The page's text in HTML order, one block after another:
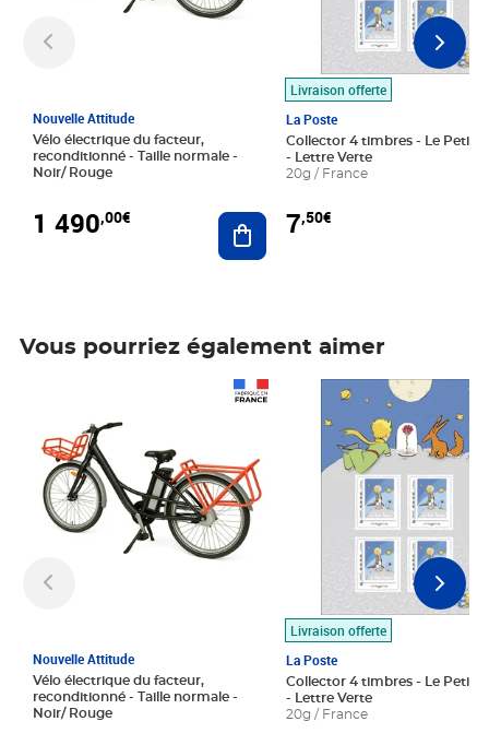
Nouvelle Attitude
Vélo électrique du facteur,
reconditionné - Taille normale -
Noir/ Rouge
1 490,00€ Ajouter au panier
Livraison offerte
La Poste
Collector 4 timbres - Le Petit
- Lettre Verte
20g / France
7,50€
Vous pourriez également aimer
Nouvelle Attitude
Vélo électrique du facteur,
reconditionné - Taille normale -
Noir/ Rouge
Livraison offerte
La Poste
Collector 4 timbres - Le Petit
- Lettre Verte
20g / France
Prix 7,50€